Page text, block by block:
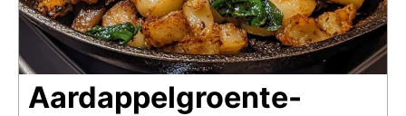
Aardappelgroente-